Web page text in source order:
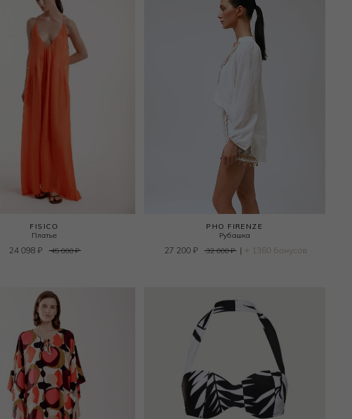
FISICO
Платье
24 098₽ 45 000₽
PHO FIRENZE
Рубашка
27 200₽ 32 000₽ | + 1360 бонусов